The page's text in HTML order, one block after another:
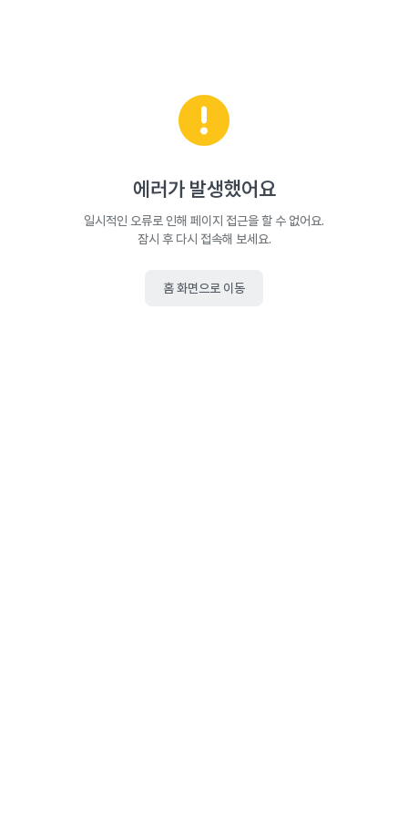
에러가 발생했어요
일시적인 오류로 인해 페이지 접근을 할 수 없어요.
잠시 후 다시 접속해 보세요.
홈 화면으로 이동